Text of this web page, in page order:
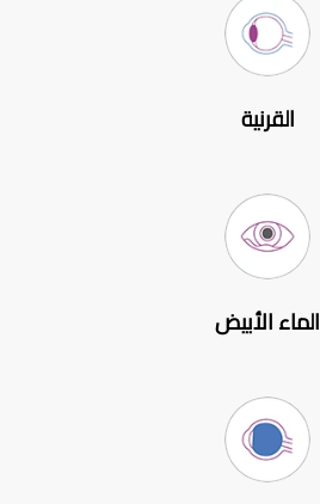
القرنية
الماء الأبيض